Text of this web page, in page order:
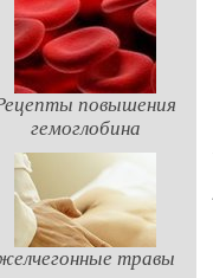
повышения
гемоглобина
травы